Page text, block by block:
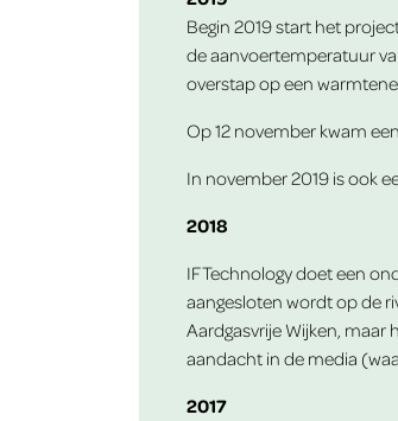
Begin 2019 start het
de aanvoertemperatuur
overstap op een
Op 12 november kwam
In november 2019 is ook
2018
IF Technology doet een
aangesloten wordt op de
Aardgasvrije Wijken, maar
aandacht in de media
2017